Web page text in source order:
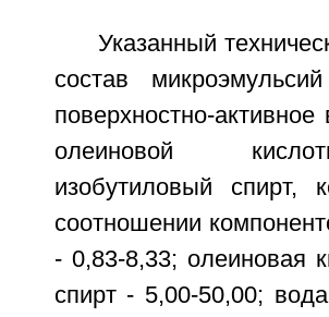
Указанный
состав
поверхностно-
олеиновой
изобутиловый
соотношении
- 0,83-8,33; олеиновая
спирт - 5,00-50,00;